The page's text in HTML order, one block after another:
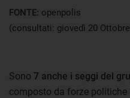
FONTE: openpolis
(consultati: giovedì 20
Sono 7 anche i seggi del
composto da forze politiche